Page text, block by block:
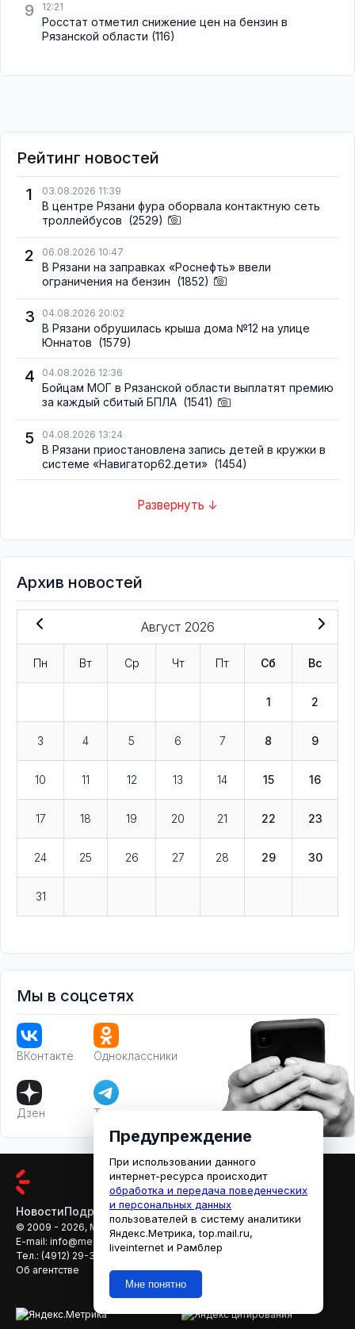
9 12:21
Росстат отметил снижение цен на бензин в
Рязанской области (116)
Рейтинг новостей
1
03.08.2026 11:39
В центре Рязани фура оборвала контактную сеть
троллейбусов (2529)
2 06.08.2026 10:47
В Рязани на заправках «Роснефть» ввели
ограничения на бензин (1852)
3 04.08.2026 20:02
В Рязани обрушилась крыша дома №12 на улице
Юннатов (1579)
4 04.08.2026 12:36
Бойцам МОГ в Рязанской области выплатят премию
за каждый сбитый БПЛА (1541)
5 04.08.2026 13:24
В Рязани приостановлена запись детей в кружки в
системе «Навигатор62.дети» (1454)
Развернуть ↓
Архив новостей
Август 2026
Пн Вт Ср Чт Пт Сб Вс
1 2
3 4 5 6 7 8 9
10 11 12 13 14 15 16
17 18 19 20 21 22 23
24 25 26 27 28 29 30
31
Мы в соцсетях
ВКонтакте Одноклассники
Дзен Телеграм
НовостиПодробностиАфишаКино
© 2009 - 2026, МЕДИАРЯЗАНЬ
E-mail: info@mediaryazan.ru,reklama@mediaryazan.ru
Тел.: (4912) 29-33-66
Об агентстве
Предупреждение
При использовании данного
интернет-ресурса происходит
обработка и передача поведенческих
и персональных данных
пользователей в систему аналитики
Яндекс.Метрика, top.mail.ru,
liveinternet и Рамблер
Мне понятно